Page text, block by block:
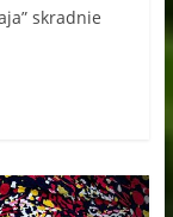
skradnie